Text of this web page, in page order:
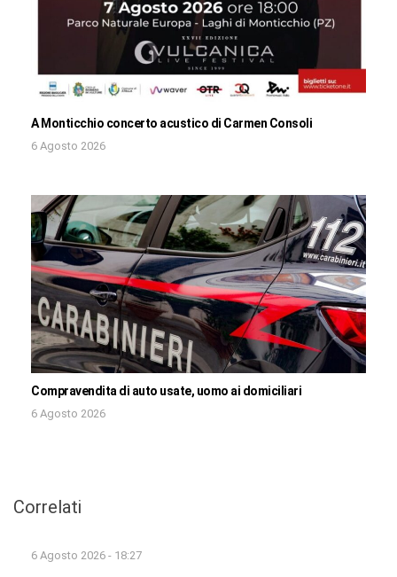
A Monticchio concerto acustico di Carmen Consoli
6 Agosto 2026
Compravendita di auto usate, uomo ai domiciliari
6 Agosto 2026
Correlati
6 Agosto 2026 - 18:27